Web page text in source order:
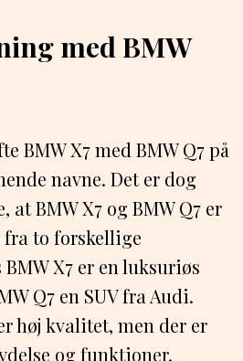
med BMW
BMW X7 med BMW Q7 på
navne. Det er dog
BMW X7 og BMW Q7 er
to forskellige
X7 er en luksuriøs
Q7 en SUV fra Audi.
høj kvalitet, men der er
og funktioner.